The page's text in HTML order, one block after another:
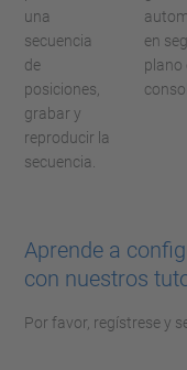
una
secuencia
de
posiciones,
grabar y
reproducir la
secuencia.
en
plano
Aprende a
con nuestros
Por favor, regístrese y